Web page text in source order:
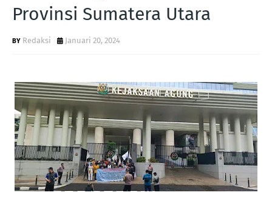
Provinsi Sumatera Utara
Redaksi Januari 20, 2024